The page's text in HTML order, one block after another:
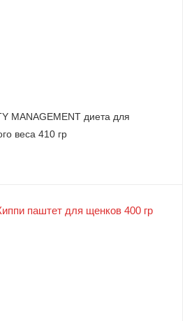
MANAGEMENT диета для
веса 410 гр